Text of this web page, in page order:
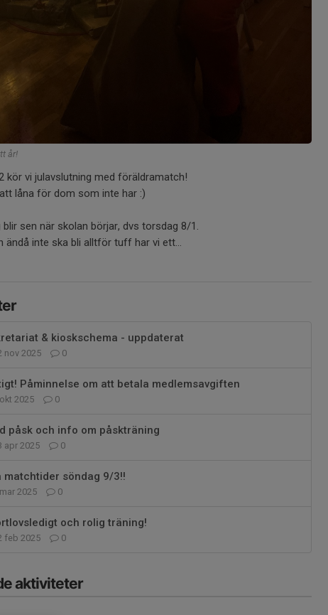
år!
kör vi julavslutning med föräldramatch!
låna för dom som inte har :)
blir sen när skolan börjar, dvs torsdag 8/1.
ändå inte ska bli alltför tuff har vi ett...
& kioskschema - uppdaterat
nov 2025 0
Påminnelse om att betala medlemsavgiften
2025 0
påsk och info om påskträning
apr 2025 0
matchtider söndag 9/3!!
2025 0
och rolig träning!
feb 2025 0
aktiviteter